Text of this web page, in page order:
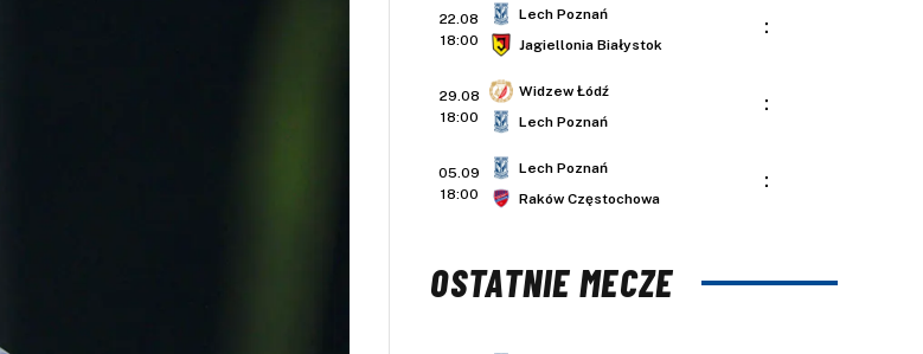
22.08
18:00
Lech Poznań
Jagiellonia Białystok
:
29.08
18:00
Widzew Łódź
Lech Poznań
:
05.09
18:00
Lech Poznań
Raków Częstochowa
:
OSTATNIE MECZE